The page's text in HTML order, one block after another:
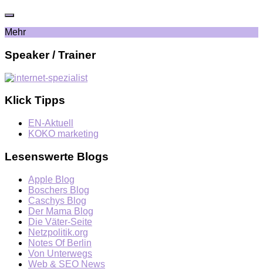
Mehr
Speaker / Trainer
Klick Tipps
EN-Aktuell
KOKO marketing
Lesenswerte Blogs
Apple Blog
Boschers Blog
Caschys Blog
Der Mama Blog
Die Väter-Seite
Netzpolitik.org
Notes Of Berlin
Von Unterwegs
Web & SEO News